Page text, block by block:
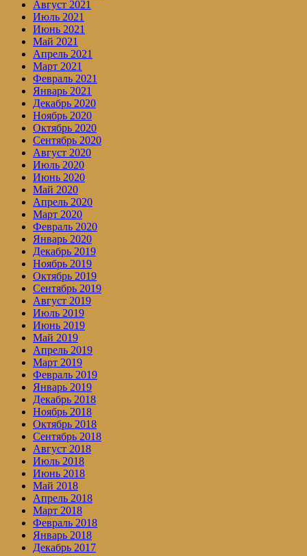
Август 2021
Июль 2021
Июнь 2021
Май 2021
Апрель 2021
Март 2021
Февраль 2021
Январь 2021
Декабрь 2020
Ноябрь 2020
Октябрь 2020
Сентябрь 2020
Август 2020
Июль 2020
Июнь 2020
Май 2020
Апрель 2020
Март 2020
Февраль 2020
Январь 2020
Декабрь 2019
Ноябрь 2019
Октябрь 2019
Сентябрь 2019
Август 2019
Июль 2019
Июнь 2019
Май 2019
Апрель 2019
Март 2019
Февраль 2019
Январь 2019
Декабрь 2018
Ноябрь 2018
Октябрь 2018
Сентябрь 2018
Август 2018
Июль 2018
Июнь 2018
Май 2018
Апрель 2018
Март 2018
Февраль 2018
Январь 2018
Декабрь 2017